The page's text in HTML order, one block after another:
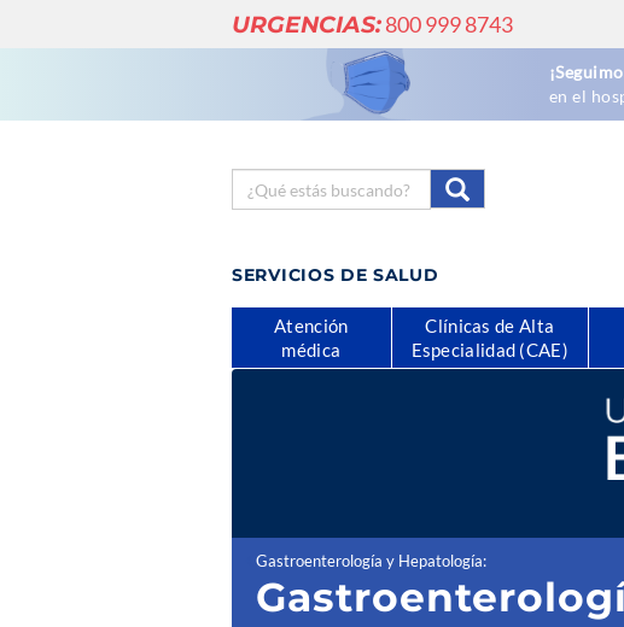
URGENCIAS:800 999 8743
en el
SERVICIOS DE SALUD
Atención
médica
Clínicas de Alta
Especialidad (CAE)
Gastroenterología y Hepatología:
Gastroenter